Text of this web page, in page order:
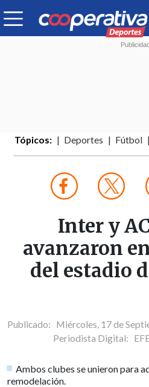
Tópicos: Deportes Fútbol
Inter y
avanzaron
del estadio
Publicado: Miércoles, 17 de
Periodista Digital:
Ambos clubes se unieron para
remodelación.